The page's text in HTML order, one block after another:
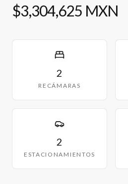
$3,304,625 MXN
2
RECÁMARAS
2
ESTACIONAMIENTOS